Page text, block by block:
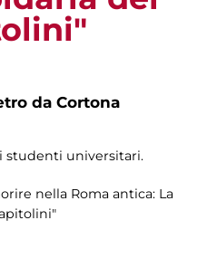
da Cortona
studenti universitari.
nella Roma antica: La